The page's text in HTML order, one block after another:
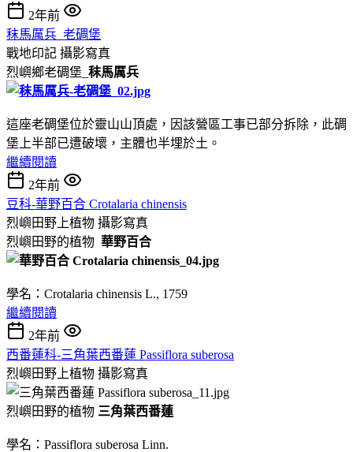
2年前
秣馬厲兵_老碉堡
戰地印記 攝影寫真
烈嶼鄉老碉堡_ 秣馬厲兵
這座老碉堡位於靈山山頂處，因該營區工事已部分拆除，此碉
堡上半部已遭破壞，主體也半埋於土。
繼續閱讀
2年前
豆科-華野百合 Crotalaria chinensis
烈嶼田野上植物 攝影寫真
烈嶼田野的植物 華野百合
學名：Crotalaria chinensis L., 1759
繼續閱讀
2年前
西番蓮科-三角葉西番蓮 Passiflora suberosa
烈嶼田野上植物 攝影寫真
烈嶼田野的植物 三角葉西番蓮
學名：Passiflora suberosa Linn.